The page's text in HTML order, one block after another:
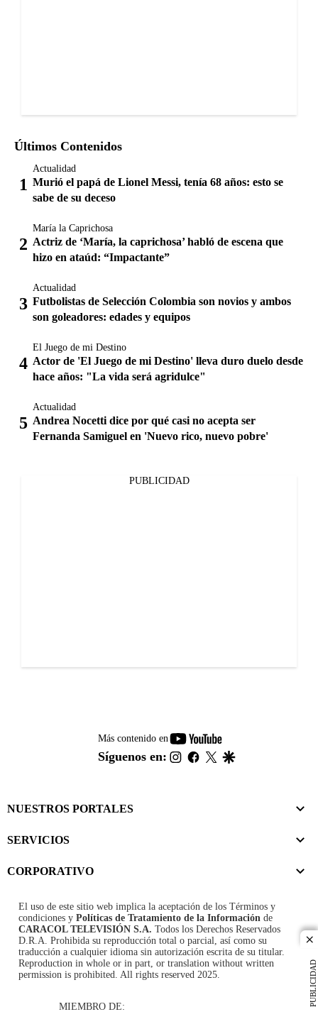
PUBLICIDAD
Últimos Contenidos
Actualidad
Murió el papá de Lionel Messi, tenía 68 años: esto se
sabe de su deceso
María la Caprichosa
Actriz de ‘María, la caprichosa’ habló de escena que
hizo en ataúd: “Impactante”
Actualidad
Futbolistas de Selección Colombia son novios y ambos
son goleadores: edades y equipos
El Juego de mi Destino
Actor de 'El Juego de mi Destino' lleva duro duelo desde
hace años: "La vida será agridulce"
Actualidad
Andrea Nocetti dice por qué casi no acepta ser
Fernanda Samiguel en 'Nuevo rico, nuevo pobre'
PUBLICIDAD
Más contenido en
youtube-
footer
Síguenos en: instagram
facebook
twitter
NUESTROS PORTALES
SERVICIOS
CORPORATIVO
El uso de este sitio web implica la aceptación de los Términos y
condiciones y Políticas de Tratamiento de la Información de
CARACOL TELEVISIÓN S.A. Todos los Derechos Reservados
D.R.A. Prohibida su reproducción total o parcial, así como su
traducción a cualquier idioma sin autorización escrita de su titular.
Reproduction in whole or in part, or translation without written
permission is prohibited. All rights reserved 2025.
MIEMBRO DE: